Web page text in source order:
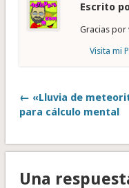
Escrito
Gracias por
Visita mi
← «Lluvia de
para cálculo mental
Una